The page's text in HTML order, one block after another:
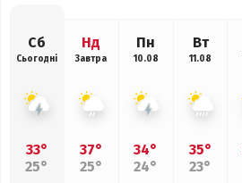
Сб
Сьогодні
33°
25°
Нд
Завтра
37°
25°
Пн
10.08
34°
24°
Вт
11.08
35°
23°